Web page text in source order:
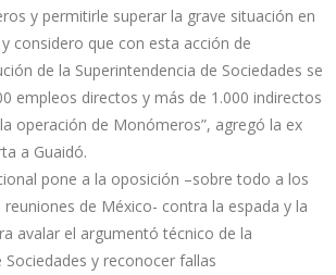
y permitirle superar la grave situación en
considero que con esta acción de
de la Superintendencia de Sociedades se
empleos directos y más de 1.000 indirectos
operación de Monómeros”, agregó la ex
a Guaidó.
pone a la oposición –sobre todo a los
de México- contra la espada y la
avalar el argumentó técnico de la
Sociedades y reconocer fallas